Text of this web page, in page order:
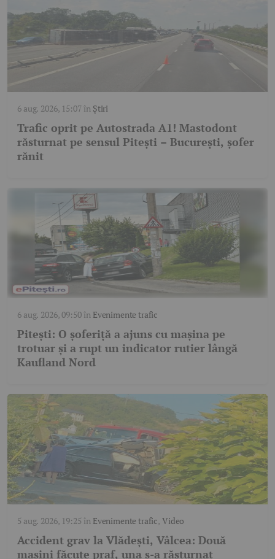
6 aug. 2026, 15:07în Știri
Trafic oprit pe Autostrada A1! Mastodont
răsturnat pe sensul Pitești – București, șofer
rănit
6 aug. 2026, 09:50în Evenimente trafic
Pitești: O șoferiță a ajuns cu mașina pe
trotuar și a rupt un indicator rutier lângă
Kaufland Nord
5 aug. 2026, 19:25 în Evenimente trafic,Video
Accident grav la Vlădești, Vâlcea: Două
mașini făcute praf, una s-a răsturnat